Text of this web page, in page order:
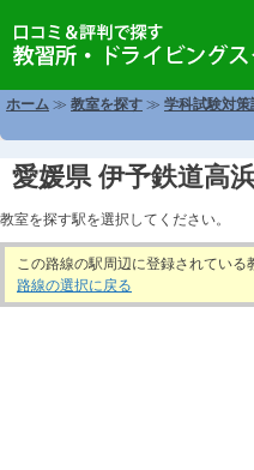
ホーム ≫ 教室を探す ≫ 学科試験対策
愛媛県 伊予鉄道高
教室を探す駅を選択してください。
この路線の駅周辺に登録されている
路線の選択に戻る